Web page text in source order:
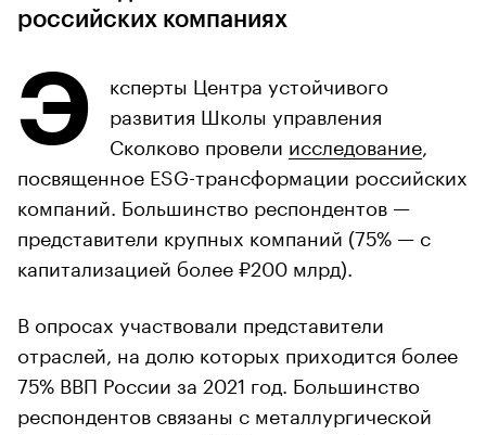
российских компаниях
Э
ксперты Центра устойчивого
развития Школы управления
Сколково провели исследование
посвященное ESG-трансформации российских
компаний. Большинство респондентов —
представители крупных компаний (75% — с
капитализацией более ₽200 млрд).
В опросах участвовали представители
отраслей, на долю которых приходится более
75% ВВП России за 2021 год. Большинство
респондентов связаны с металлургической